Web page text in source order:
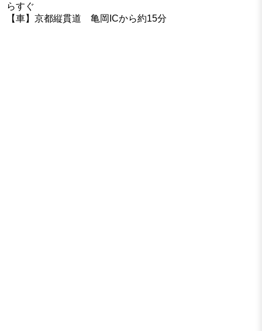
らすぐ
【車】京都縦貫道 亀岡ICから約15分